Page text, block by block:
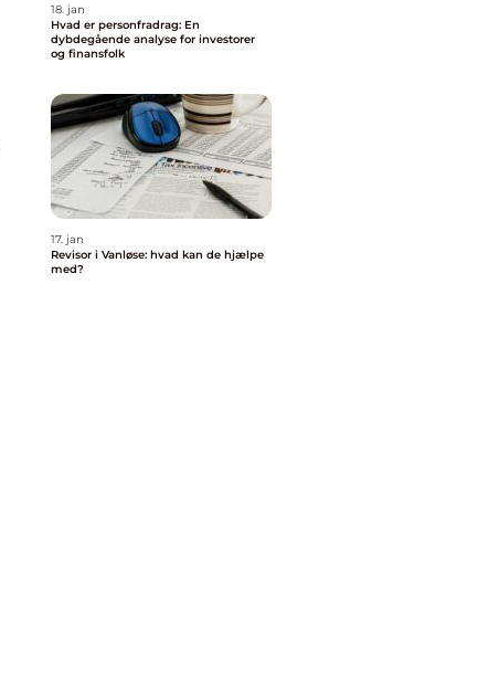
18. jan
Hvad er personfradrag: En
dybdegående analyse for investorer
og finansfolk
17. jan
Revisor i Vanløse: hvad kan de hjælpe
med?